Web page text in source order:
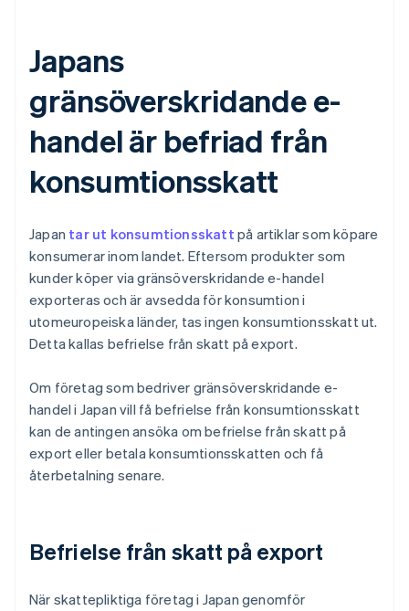
Japans
gränsöverskridande e-
handel är befriad från
konsumtionsskatt
Japan tar ut konsumtionsskatt på artiklar som köpare
konsumerar inom landet. Eftersom produkter som
kunder köper via gränsöverskridande e-handel
exporteras och är avsedda för konsumtion i
utomeuropeiska länder, tas ingen konsumtionsskatt ut.
Detta kallas befrielse från skatt på export.
Om företag som bedriver gränsöverskridande e-
handel i Japan vill få befrielse från konsumtionsskatt
kan de antingen ansöka om befrielse från skatt på
export eller betala konsumtionsskatten och få
återbetalning senare.
Befrielse från skatt på export
När skattepliktiga företag i Japan genomför